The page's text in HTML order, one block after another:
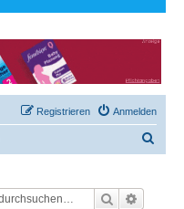
Anmelden
Registrieren
Suche